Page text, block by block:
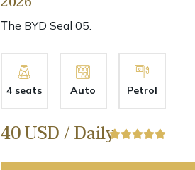
Тhe BYD Seal 05.
4 seats Auto Petrol
40 USD / Daily